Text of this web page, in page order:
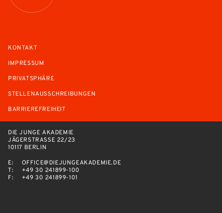
KONTAKT
IMPRESSUM
PRIVATSPHÄRE
STELLENAUSSCHREIBUNGEN
BARRIEREFREIHEIT
DIE JUNGE AKADEMIE
JÄGERSTRASSE 22/23
10117 BERLIN
E:
OFFICE@DIEJUNGEAKADEMIE.DE
T:
+49 30 241899-100
F:
+49 30 241899-101